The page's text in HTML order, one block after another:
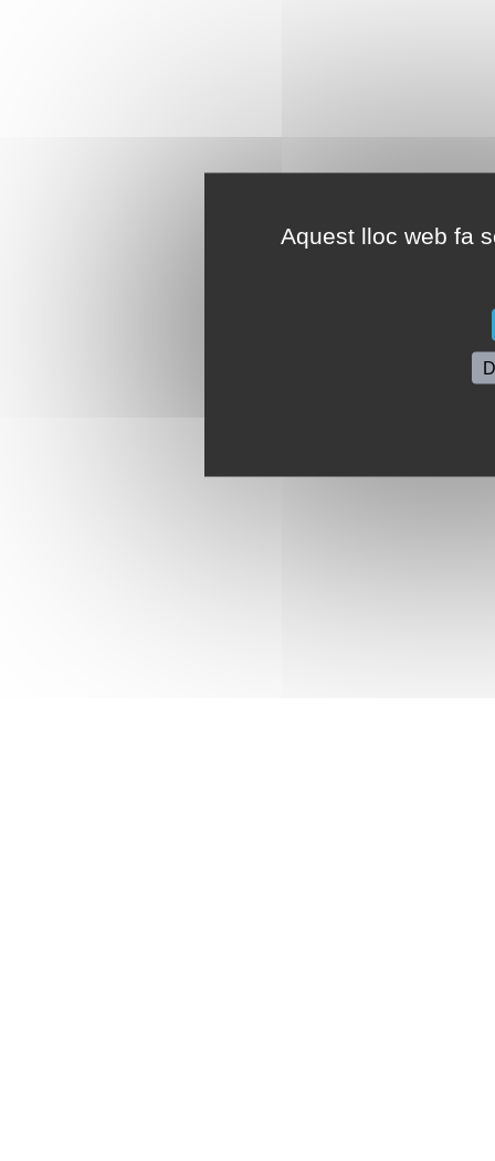
Aquest lloc web fa